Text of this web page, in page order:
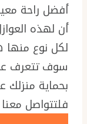
أفضل راحة
أن لهذه
لكل نوع منها
سوف تتعرف
بحماية منزلك
فلتتواصل